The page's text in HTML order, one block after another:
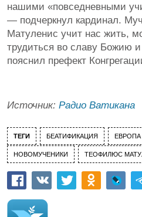
нашими «повседневными
— подчеркнул кардинал.
Матуленис учит нас жить,
трудиться во славу Божию
пояснил префект
Источник: Радио Ватикана
ТЕГИ БЕАТИФИКАЦИЯ ЕВРОПА
НОВОМУЧЕНИКИ ТЕОФИЛЮС